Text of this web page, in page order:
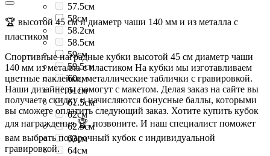
57.5см
58см
58.2см
58.5см
59см
59.5см
60см
61см
61.5см
62см
62.5см
63см
64см
🏆 высотой 45 см и диаметр чаши 140 мм и из металла с
пластиком
Спортивные наградные кубки высотой 45 см диаметр чаши
140 мм из металла с пластиком На кубки мы изготавливаем
цветные наклейки, металлические таблички с гравировкой.
Наши дизайнеры помогут с макетом. Делая заказ на сайте вы
получаете скидку и начисляются бонусные баллы, которыми
вы сможете оплатить следующий заказ. Хотите купить кубок
для награждения 🏆, позвоните. И наш специалист поможет
вам выбрать подарочный кубок с индивидуальной
гравировкой.